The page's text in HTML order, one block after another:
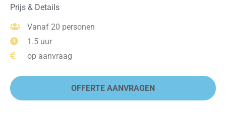
Prijs & Details
Vanaf 20 personen
1.5 uur
op aanvraag
OFFERTE AANVRAGEN